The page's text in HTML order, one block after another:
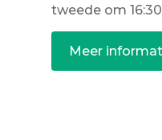
tweede om
Meer